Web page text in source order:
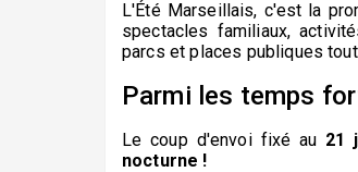
L'Été Marseillais, c'est la
spectacles familiaux,
parcs et places publiques
Parmi les temps
Le coup d'envoi fixé au 21
nocturne !